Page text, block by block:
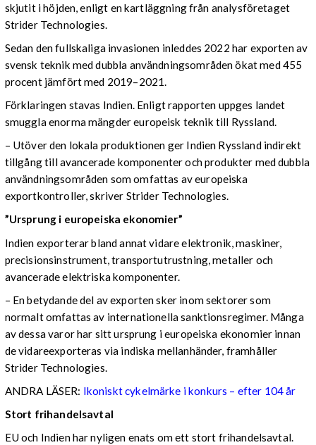
skjutit i höjden, enligt en kartläggning från analysföretaget
Strider Technologies.
Sedan den fullskaliga invasionen inleddes 2022 har exporten av
svensk teknik med dubbla användningsområden ökat med 455
procent jämfört med 2019–2021.
Förklaringen stavas Indien. Enligt rapporten uppges landet
smuggla enorma mängder europeisk teknik till Ryssland.
– Utöver den lokala produktionen ger Indien Ryssland indirekt
tillgång till avancerade komponenter och produkter med dubbla
användningsområden som omfattas av europeiska
exportkontroller, skriver Strider Technologies.
”Ursprung i europeiska ekonomier”
Indien exporterar bland annat vidare elektronik, maskiner,
precisionsinstrument, transportutrustning, metaller och
avancerade elektriska komponenter.
– En betydande del av exporten sker inom sektorer som
normalt omfattas av internationella sanktionsregimer. Många
av dessa varor har sitt ursprung i europeiska ekonomier innan
de vidareexporteras via indiska mellanhänder, framhåller
Strider Technologies.
ANDRA LÄSER: Ikoniskt cykelmärke i konkurs – efter 104 år
Stort frihandelsavtal
EU och Indien har nyligen enats om ett stort frihandelsavtal.